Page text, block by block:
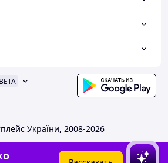
BETA
України, 2008-2026